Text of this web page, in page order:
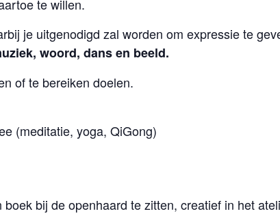
te willen.
je uitgenodigd zal worden om expressie te
woord, dans en beeld.
of te bereiken doelen.
yoga, QiGong)
bij de openhaard te zitten, creatief in het